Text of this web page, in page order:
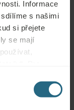
Informace
s našimi
si přejete
se mají
klikněte zde.
které jste na našich